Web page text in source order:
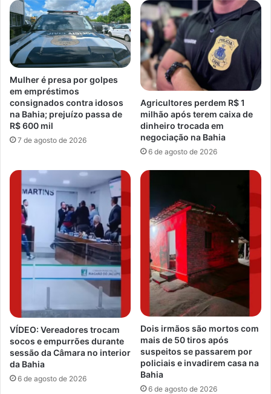
Mulher é presa por golpes
em empréstimos
consignados contra idosos
na Bahia; prejuízo passa de
R$ 600 mil
7 de agosto de 2026
Agricultores perdem R$ 1
milhão após terem caixa de
dinheiro trocada em
negociação na Bahia
6 de agosto de 2026
VÍDEO: Vereadores trocam
socos e empurrões durante
sessão da Câmara no interior
da Bahia
6 de agosto de 2026
Dois irmãos são mortos com
mais de 50 tiros após
suspeitos se passarem por
policiais e invadirem casa na
Bahia
6 de agosto de 2026